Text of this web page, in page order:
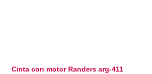
Cinta con motor Randers arg-411